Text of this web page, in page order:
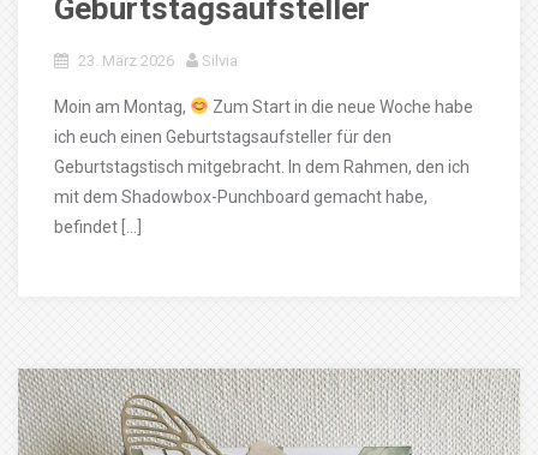
Geburtstagsaufsteller
23. März 2026 Silvia
Moin am Montag,
Zum Start in die neue Woche habe
ich euch einen Geburtstagsaufsteller für den
Geburtstagstisch mitgebracht. In dem Rahmen, den ich
mit dem Shadowbox-Punchboard gemacht habe,
befindet […]